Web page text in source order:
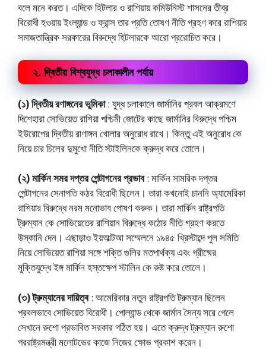
বলে মনে করত। এদিকে হিটলার ও রাশিয়ায় কমিউনিস্ট শাসনের তীব্র
বিরোধী হওয়ায় ইংল্যান্ড ও ফ্রান্স তার প্রতি তোষণ নীতি গ্রহণ করে রাশিয়ার
সমাজতান্ত্রিক সরকারের বিরুদ্ধে হিটলারকে আরো প্ররোচিত করে।
২. দ্বিতীয় বিশ্বযুদ্ধ চলাকালীন পর্যায়
(১) দ্বিতীয় রণাঙ্গনের ভূমিকা: যুদ্ধ চলাকালে জার্মানির প্রবল আক্রমণে
দিশেহারা সোভিয়েত রাশিয়া পশ্চিমী জোটের কাছে জার্মানির বিরুদ্ধে পশ্চিম
ইউরোপের দ্বিতীয় রাণাঙ্গন খোলার অনুরোধ রাখে। কিন্তু এই অনুরোধ কে
নিয়ে চার চিলের দুমুখো নীতি স্টাইলিনকে ক্রুদ্ধ করে তোলে।
(২) মার্কিন সমর দপ্তর পেন্টাগনের প্রভাব: মার্কিন সামরিক দপ্তর
পেন্টাগনের সেনাপতি কঠর বিরোধী ছিলেন। তারা কখনোই চাননি অ্যামেরিকা
রাশিয়ার বিরুদ্ধে নরম মনোভাব পোষণ করুক। তারা মার্কিন রাষ্ট্রপতি
ট্রুম্যান কে সোভিয়েতের রাশিয়ান বিরুদ্ধে কঠোর নীতি গ্রহণ করতে
উস্কানি দেন। এছাড়াও ইয়আল্টআ সম্মেলনে ১৯৪৫ খ্রিস্টাব্দে পুল সমিতি
নিয়ে সোভিয়েত রাশিয়া সঙ্গে শক্তি গুলির মতপার্থক্য এবং গ্রীষ্মের
মুক্তিযুদ্ধে ইঙ্গ মার্কিন হস্তক্ষেপ স্টালিন কে রুষ্ট করে তোলে।
(৩) ট্রুম্যানের দায়িত্ব: আমেরিকার নতুন রাষ্ট্রপতি ট্রুম্যান ছিলেন
প্রবলভাবে সোভিয়েত বিরোধী। পোল্যান্ড থেকে জার্মান সৈন্য সরে গেলে
সেখানে রুশো প্রভাবিত সরকার গঠিত হয়। এতে ক্রুদ্ধ ট্রুম্যান রুশো
পররাষ্ট্রমন্ত্রী মলোটভের কাজে নিজের ক্ষোভ প্রকাশ করেন।